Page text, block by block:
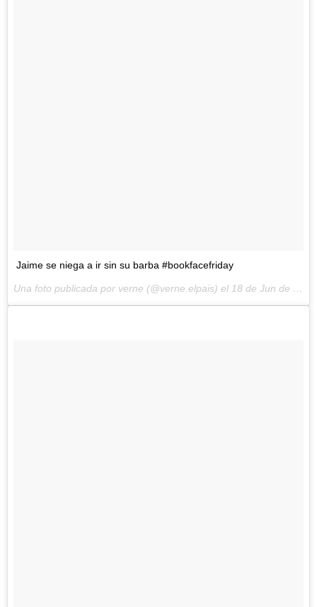
Jaime se niega a ir sin su barba #bookfacefriday
Una foto publicada por verne (@verne.elpais) el 18 de Jun de 2015 a la(s) 10:21 PDT